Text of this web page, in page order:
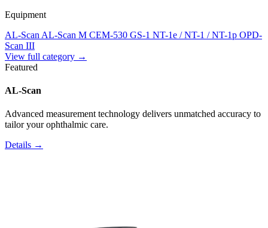
Equipment
AL-Scan AL-Scan M CEM-530 GS-1 NT-1e / NT-1 / NT-1p OPD-
Scan III
View full category →
Featured
AL-Scan
Advanced measurement technology delivers unmatched accuracy to
tailor your ophthalmic care.
Details →